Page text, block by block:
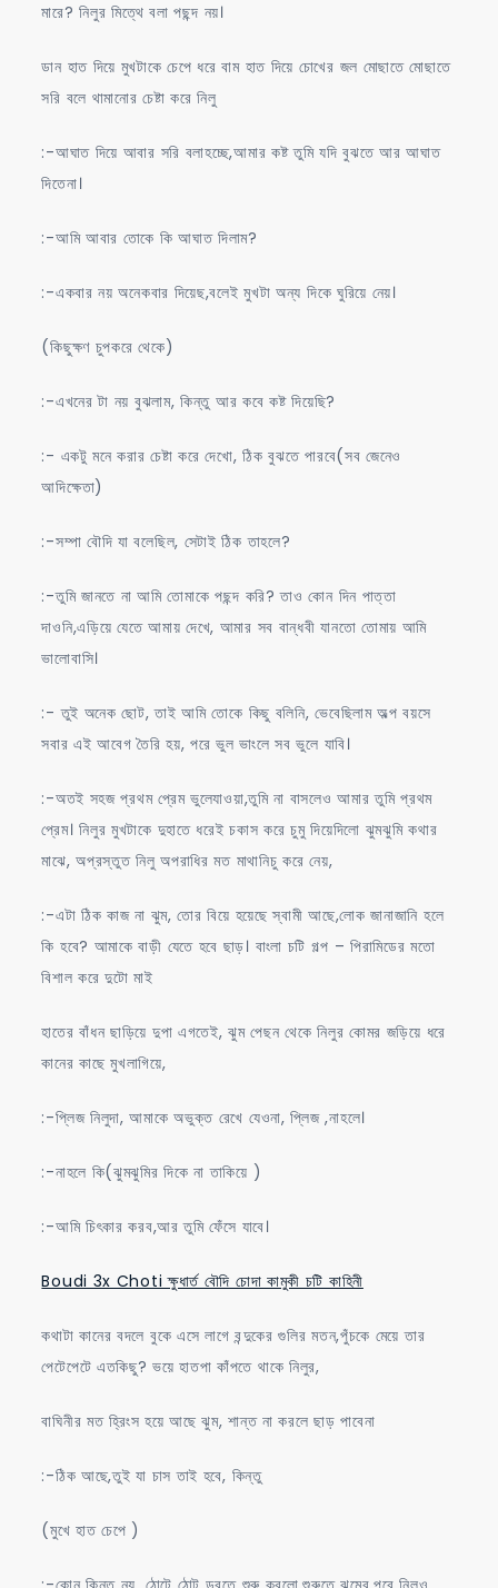
মারে? নিলুর মিত্থে বলা পছন্দ নয়।
ডান হাত দিয়ে মুখটাকে চেপে ধরে বাম হাত দিয়ে চোখের জল মোছাতে মোছাতে
সরি বলে থামানোর চেষ্টা করে নিলু
:-আঘাত দিয়ে আবার সরি বলাহচ্ছে,আমার কষ্ট তুমি যদি বুঝতে আর আঘাত
দিতেনা।
:-আমি আবার তোকে কি আঘাত দিলাম?
:-একবার নয় অনেকবার দিয়েছ,বলেই মুখটা অন্য দিকে ঘুরিয়ে নেয়।
(কিছুক্ষণ চুপকরে থেকে)
:-এখনের টা নয় বুঝলাম, কিন্তু আর কবে কষ্ট দিয়েছি?
:- একটু মনে করার চেষ্টা করে দেখো, ঠিক বুঝতে পারবে(সব জেনেও
আদিক্ষেতা)
:-সম্পা বৌদি যা বলেছিল, সেটাই ঠিক তাহলে?
:-তুমি জানতে না আমি তোমাকে পছন্দ করি? তাও কোন দিন পাত্তা
দাওনি,এড়িয়ে যেতে আমায় দেখে, আমার সব বান্ধবী যানতো তোমায় আমি
ভালোবাসি।
:- তুই অনেক ছোট, তাই আমি তোকে কিছু বলিনি, ভেবেছিলাম অল্প বয়সে
সবার এই আবেগ তৈরি হয়, পরে ভুল ভাংলে সব ভুলে যাবি।
:-অতই সহজ প্রথম প্রেম ভুলেযাওয়া,তুমি না বাসলেও আমার তুমি প্রথম
প্রেম। নিলুর মুখটাকে দুহাতে ধরেই চকাস করে চুমু দিয়েদিলো ঝুমঝুমি কথার
মাঝে, অপ্রস্তুত নিলু অপরাধির মত মাথানিচু করে নেয়,
:-এটা ঠিক কাজ না ঝুম, তোর বিয়ে হয়েছে স্বামী আছে,লোক জানাজানি হলে
কি হবে? আমাকে বাড়ী যেতে হবে ছাড়। বাংলা চটি গল্প – পিরামিডের মতো
বিশাল করে দুটো মাই
হাতের বাঁধন ছাড়িয়ে দুপা এগতেই, ঝুম পেছন থেকে নিলুর কোমর জড়িয়ে ধরে
কানের কাছে মুখলাগিয়ে,
:-প্লিজ নিলুদা, আমাকে অভুক্ত রেখে যেওনা, প্লিজ ,নাহলে।
:-নাহলে কি(ঝুমঝুমির দিকে না তাকিয়ে )
:-আমি চিৎকার করব,আর তুমি ফেঁসে যাবে।
Boudi 3x Choti ক্ষুধার্ত বৌদি চোদা কামুকী চটি কাহিনী
কথাটা কানের বদলে বুকে এসে লাগে বন্দুকের গুলির মতন,পুঁচকে মেয়ে তার
পেটেপেটে এতকিছু? ভয়ে হাতপা কাঁপতে থাকে নিলুর,
বাঘিনীর মত হ্রিংস হয়ে আছে ঝুম, শান্ত না করলে ছাড় পাবেনা
:-ঠিক আছে,তুই যা চাস তাই হবে, কিন্তু
(মুখে হাত চেপে )